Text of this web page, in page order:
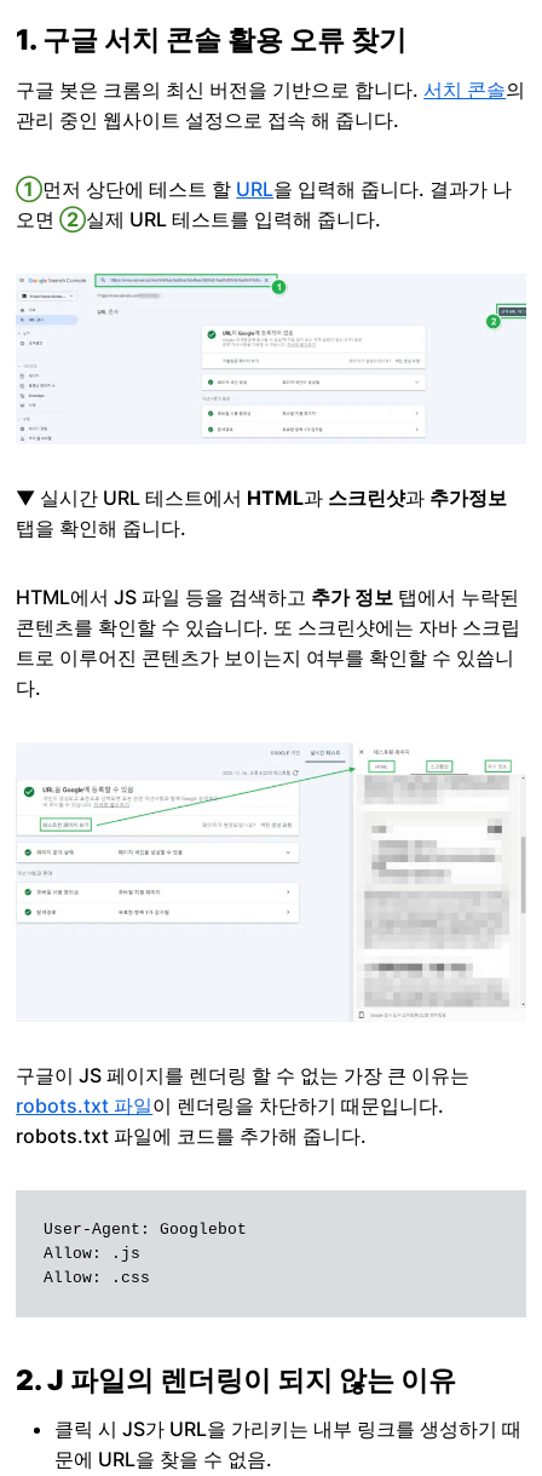
1. 구글 서치 콘솔 활용 오류 찾기
구글 봇은 크롬의 최신 버전을 기반으로 합니다.서치 콘솔의
관리 중인 웹사이트 설정으로 접속 해 줍니다.
①먼저 상단에 테스트 할 URL을 입력해 줍니다. 결과가 나
오면 ②실제 URL 테스트를 입력해 줍니다.
▼ 실시간 URL 테스트에서 HTML과 스크린샷과 추가정보
탭을 확인해 줍니다.
HTML에서 JS 파일 등을 검색하고 추가 정보 탭에서 누락된
콘텐츠를 확인할 수 있습니다. 또 스크린샷에는 자바 스크립
트로 이루어진 콘텐츠가 보이는지 여부를 확인할 수 있씁니
다.
구글이 JS 페이지를 렌더링 할 수 없는 가장 큰 이유는
robots.txt 파일이 렌더링을 차단하기 때문입니다.
robots.txt 파일에 코드를 추가해 줍니다.
User-Agent: Googlebot
Allow: .js
Allow: .css
2. J 파일의 렌더링이 되지 않는 이유
클릭 시 JS가 URL을 가리키는 내부 링크를 생성하기 때
문에 URL을 찾을 수 없음.